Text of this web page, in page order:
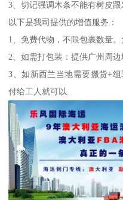
3、切记强调木条不能有树皮跟
以下是我司提供的增值服务：
1、免费代物，不限包裹数量。
2、如需打包装：提供广州周
3、如新西兰当地需要搬货+
付给工人就可以.